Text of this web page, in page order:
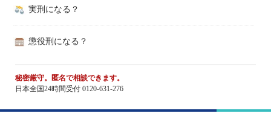
実刑になる？
懲役刑になる？
秘密厳守。匿名で相談できます。
日本全国24時間受付 0120-631-276